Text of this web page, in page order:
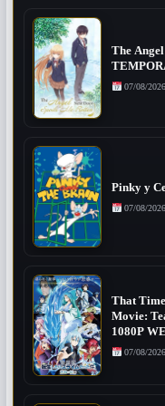
The
07/08/2026
Pinky y
07/08/2026
That
Movie:
1080P
07/08/2026